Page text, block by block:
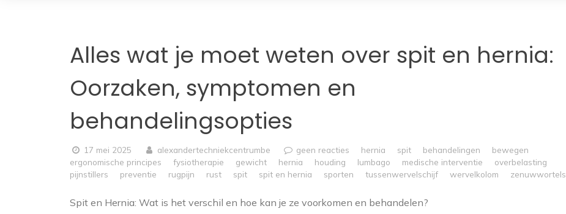
Alles wat je moet weten over spit en hernia:
Oorzaken, symptomen en
behandelingsopties
17 mei 2025 alexandertechniekcentrumbe geen reacties hernia spit behandelingen
bewegen
ergonomische principes
fysiotherapie gewicht hernia houding lumbago medische interventie
overbelasting
pijnstillers
preventie rugpijn rust spit spit en hernia sporten tussenwervelschijf wervelkolom zenuwwortels
Spit en Hernia: Wat is het verschil en hoe kan je ze voorkomen en behandelen?